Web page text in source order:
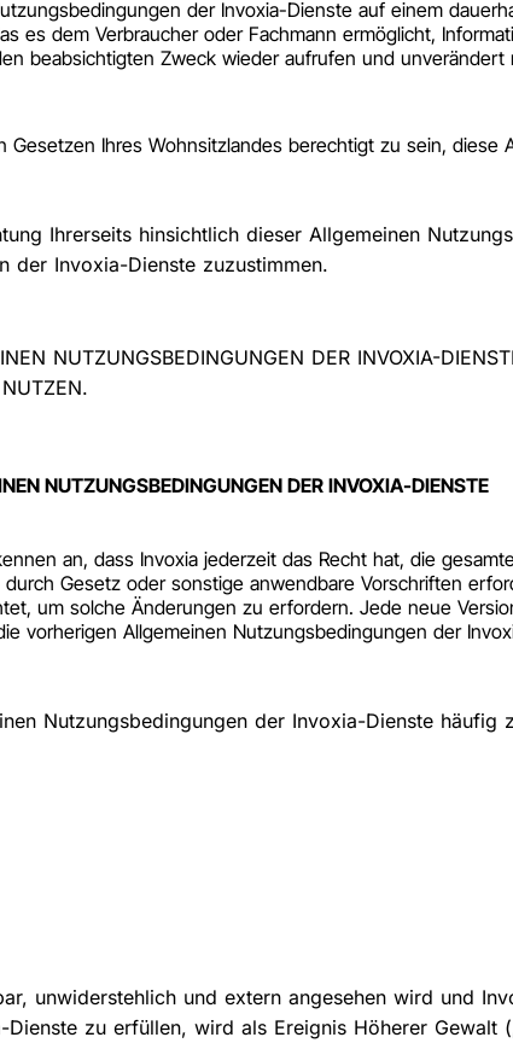
der Invoxia-Dienste auf einem
es dem Verbraucher oder Fachmann ermöglicht,
beabsichtigten Zweck wieder aufrufen und
Gesetzen Ihres Wohnsitzlandes berechtigt zu sein,
Ihrerseits hinsichtlich dieser Allgemeinen
der Invoxia-Dienste zuzustimmen.
NUTZUNGSBEDINGUNGEN DER INVOXIA-
NUTZUNGSBEDINGUNGEN DER INVOXIA-DIENSTE
an, dass Invoxia jederzeit das Recht hat, die
Gesetz oder sonstige anwendbare Vorschriften
um solche Änderungen zu erfordern. Jede neue
vorherigen Allgemeinen Nutzungsbedingungen der
Nutzungsbedingungen der Invoxia-Dienste
unwiderstehlich und extern angesehen wird und
zu erfüllen, wird als Ereignis Höherer Gewalt